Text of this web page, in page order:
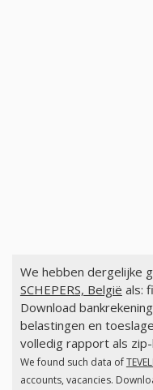
We hebben dergelijke
SCHEPERS, België als:
Download
belastingen en
volledig rapport als
We found such data of
accounts, vacancies.